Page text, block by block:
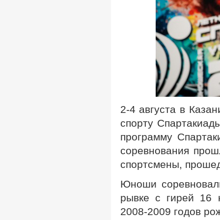
2-4 августа в
спорту
программу
соревнования
спортсмены,
Юноши
рывке с гирей 16
2008-2009 годов